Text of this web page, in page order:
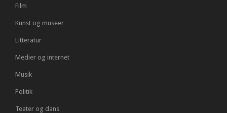
Film
Kunst og museer
Litteratur
Medier og internet
Musik
Politik
Teater og dans